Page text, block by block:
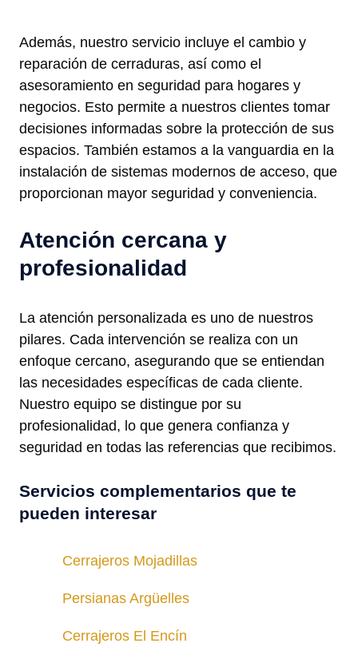
Además, nuestro servicio incluye el cambio y
reparación de cerraduras, así como el
asesoramiento en seguridad para hogares y
negocios. Esto permite a nuestros clientes tomar
decisiones informadas sobre la protección de sus
espacios. También estamos a la vanguardia en la
instalación de sistemas modernos de acceso, que
proporcionan mayor seguridad y conveniencia.
Atención cercana y
profesionalidad
La atención personalizada es uno de nuestros
pilares. Cada intervención se realiza con un
enfoque cercano, asegurando que se entiendan
las necesidades específicas de cada cliente.
Nuestro equipo se distingue por su
profesionalidad, lo que genera confianza y
seguridad en todas las referencias que recibimos.
Servicios complementarios que te
pueden interesar
Cerrajeros Mojadillas
Persianas Argüelles
Cerrajeros El Encín